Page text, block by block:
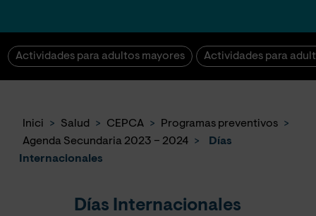
Actividades para adultos mayores Actividades para
Inici > Salud > CEPCA > Programas preventivos >
Agenda Secundaria 2023 – 2024 >
Días
Internacionales
Días Internacionales